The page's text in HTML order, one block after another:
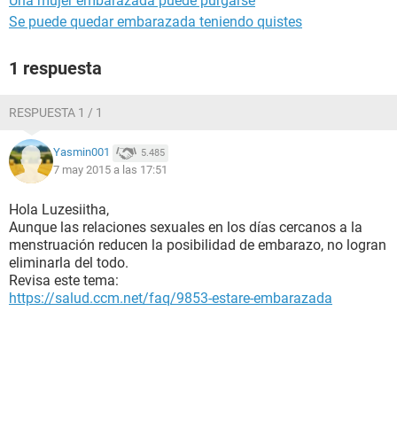
Se puede quedar embarazada teniendo quistes
1 respuesta
RESPUESTA 1 / 1
Yasmin001 5.485
7 may 2015 a las 17:51
Hola Luzesiitha,
Aunque las relaciones sexuales en los días cercanos a la
menstruación reducen la posibilidad de embarazo, no logran
eliminarla del todo.
Revisa este tema:
https://salud.ccm.net/faq/9853-estare-embarazada